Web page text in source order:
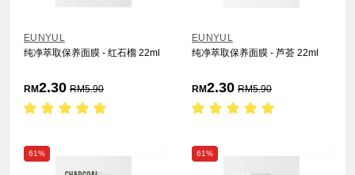
EUNYUL
纯净萃取保养面膜 - 红石榴 22ml
RM2.30 RM5.90
EUNYUL
纯净萃取保养面膜 - 芦荟 22ml
RM2.30 RM5.90
61% 61%